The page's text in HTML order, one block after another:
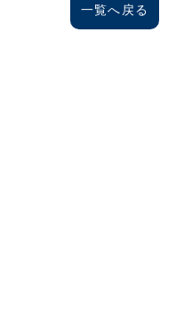
一覧へ戻る